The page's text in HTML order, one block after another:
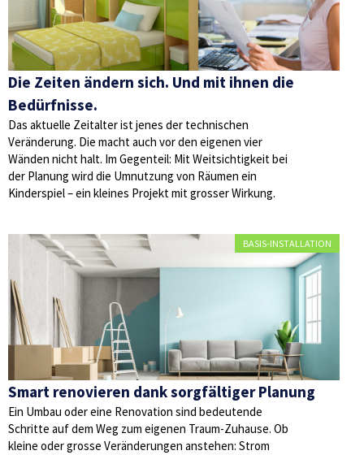
Die Zeiten ändern sich. Und mit ihnen die
Bedürfnisse.
Das aktuelle Zeitalter ist jenes der technischen
Veränderung. Die macht auch vor den eigenen vier
Wänden nicht halt. Im Gegenteil: Mit Weitsichtigkeit bei
der Planung wird die Umnutzung von Räumen ein
Kinderspiel – ein kleines Projekt mit grosser Wirkung.
BASIS-INSTALLATION
Smart renovieren dank sorgfältiger Planung
Ein Umbau oder eine Renovation sind bedeutende
Schritte auf dem Weg zum eigenen Traum-Zuhause. Ob
kleine oder grosse Veränderungen anstehen: Strom